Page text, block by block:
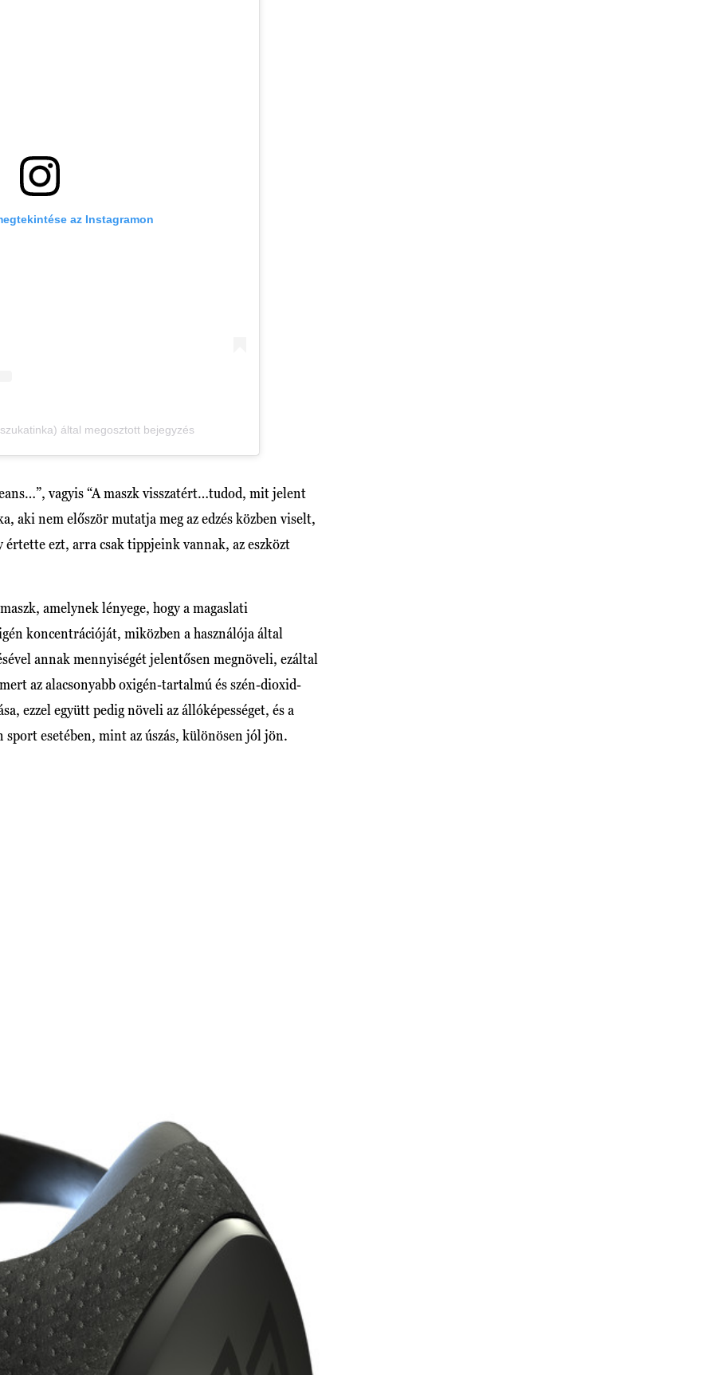
az Instagramon
által megosztott bejegyzés
vagyis “A maszk visszatért…tudod, mit jelent
aki nem először mutatja meg az edzés közben viselt,
ezt, arra csak tippjeink vannak, az eszközt
amelynek lényege, hogy a magaslati
koncentrációját, miközben a használója által
annak mennyiségét jelentősen megnöveli, ezáltal
az alacsonyabb oxigén-tartalmú és szén-dioxid-
ezzel együtt pedig növeli az állóképességet, és a
esetében, mint az úszás, különösen jól jön.